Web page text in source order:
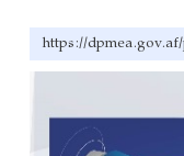
https://